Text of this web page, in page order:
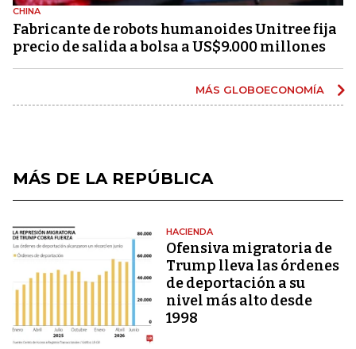
CHINA
Fabricante de robots humanoides Unitree fija
precio de salida a bolsa a US$9.000 millones
MÁS GLOBOECONOMÍA
MÁS DE LA REPÚBLICA
HACIENDA
Ofensiva migratoria de
Trump lleva las órdenes
de deportación a su
nivel más alto desde
1998